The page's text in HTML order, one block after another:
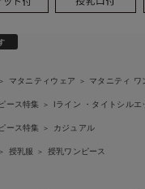
＞ マタニティウェア ＞ マタニティ ワ
ース特集 ＞ Iライン ・タイトシルエ
ース特集 ＞ カジュアル
＞ 授乳服 ＞ 授乳ワンピース